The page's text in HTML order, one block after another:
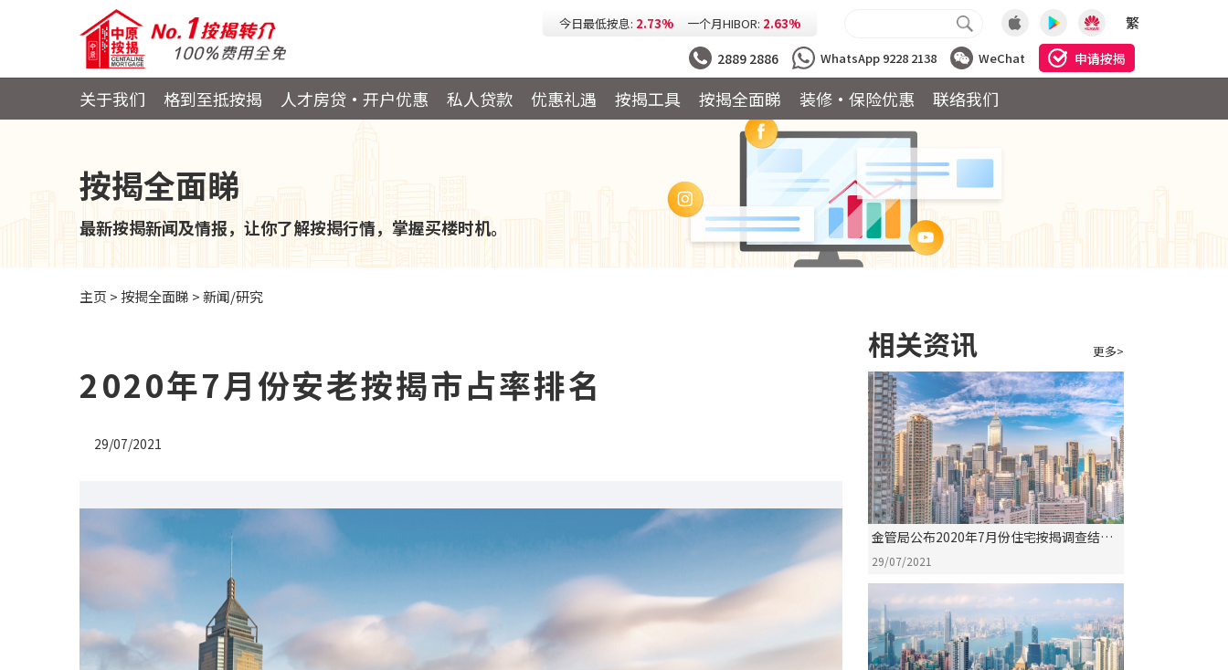
今日最低按息: 2.73% 一个月HIBOR: 2.63%
今日最低H按: 3.25%
繁
2889 2886 WhatsApp 9228 2138 WeChat 申请按揭
关于我们 格到至抵按揭 人才房贷・开户优惠 私人贷款 优惠礼遇 按揭工具 按揭全面睇 装修·保险优惠 联络我们
按揭全面睇
最新按揭新闻及情报，让你了解按揭行情，掌握买楼时机。
主页 >按揭全面睇 >新闻/研究
2020年7月份安老按揭市占率排名
29/07/2021
相关资讯 更多>
金管局公布2020年7月份住宅按揭调查结果
评析
29/07/2021